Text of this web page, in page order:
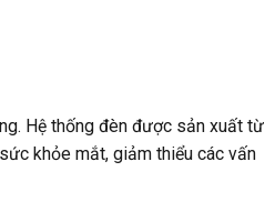
Hệ thống đèn được sản xuất từ
khỏe mắt, giảm thiểu các vấn